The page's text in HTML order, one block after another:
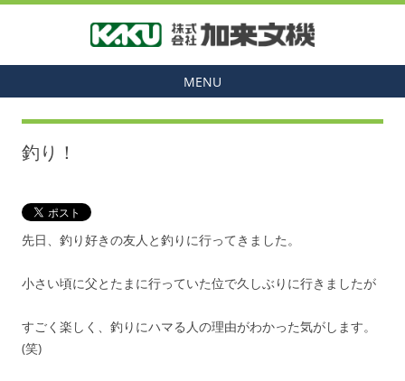
MENU
釣り！
先日、釣り好きの友人と釣りに行ってきました。
小さい頃に父とたまに行っていた位で久しぶりに行きましたが
すごく楽しく、釣りにハマる人の理由がわかった気がします。
(笑)